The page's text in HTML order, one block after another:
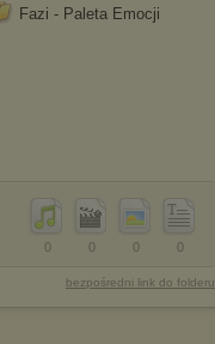
Fazi - Paleta Emocji
0
0
0
0
bezpośredni link do folderu